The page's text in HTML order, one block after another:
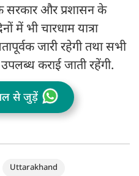
सरकार और प्रशासन के
में भी चारधाम यात्रा
जारी रहेगी तथा सभी
कराई जाती रहेंगी.
से जुड़ें
Uttarakhand